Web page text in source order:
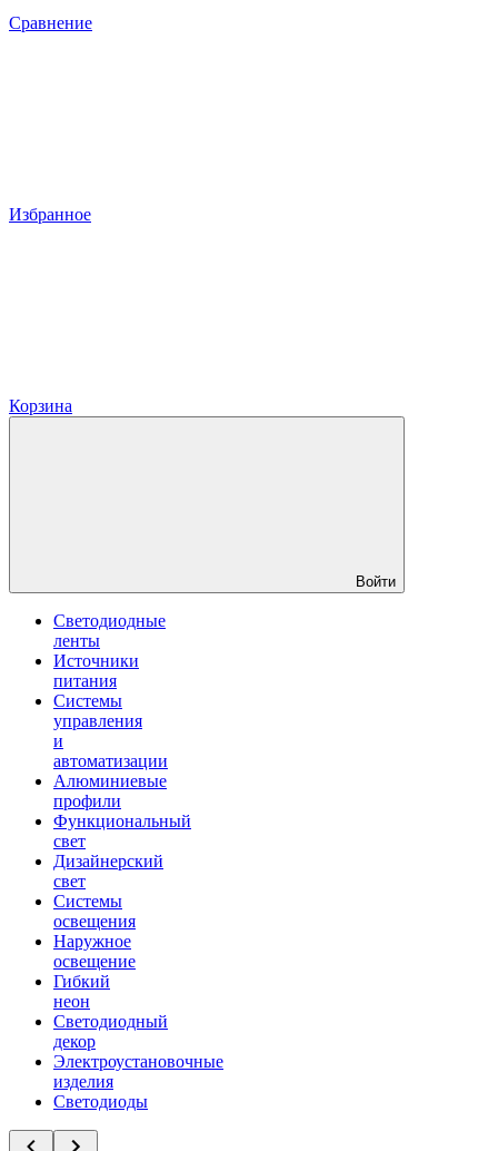
Сравнение
Избранное
Корзина
Войти
Светодиодные
ленты
Источники
питания
Системы
управления
и
автоматизации
Алюминиевые
профили
Функциональный
свет
Дизайнерский
свет
Системы
освещения
Наружное
освещение
Гибкий
неон
Светодиодный
декор
Электроустановочные
изделия
Светодиоды